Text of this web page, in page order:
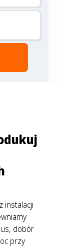
instalacji
dobór
przy